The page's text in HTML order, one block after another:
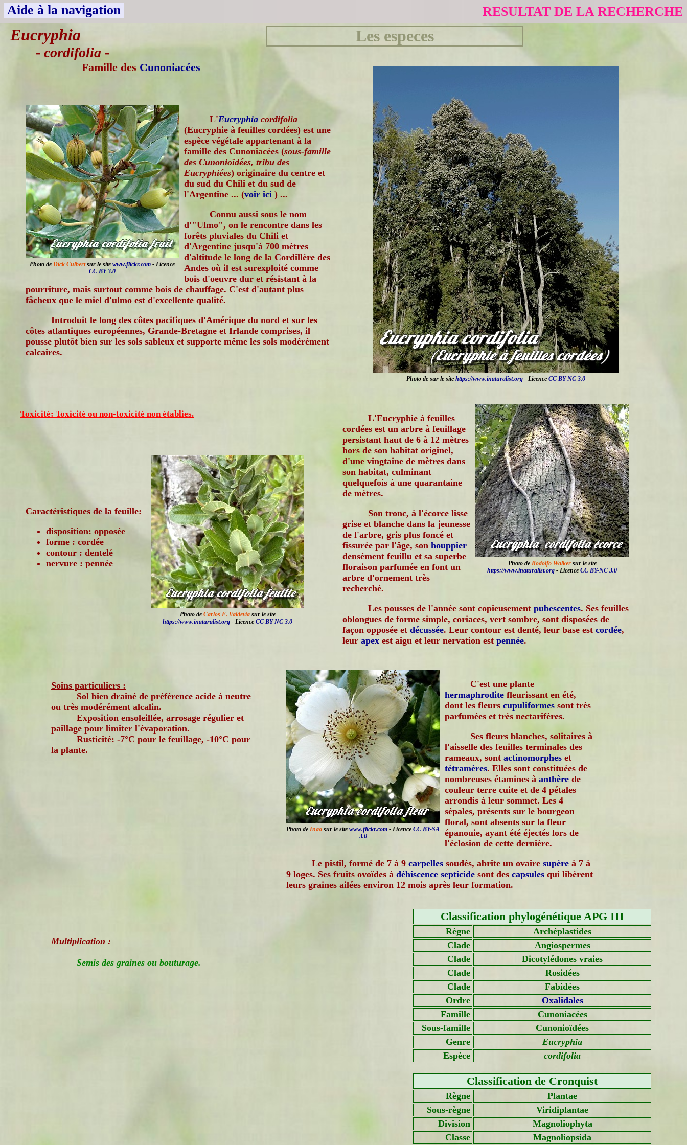
Aide à la navigation RESULTAT DE LA RECHERCHE
Eucryphia
- cordifolia-
Famille des Cunoniacées
Les especes
Photo de sur le site https://www.inaturalist.org - Licence CC BY-NC 3.0
Photo de Dick Culbertsur le site www.flickr.com - Licence
CC BY 3.0
L'Eucryphia cordifolia
(Eucryphie à feuilles cordées) est une
espèce végétale appartenant à la
famille des Cunoniacées (sous-famille
des Cunonioïdées, tribu des
Eucryphiées) originaire du centre et
du sud du Chili et du sud de
l'Argentine ... (voir ici ) ...
Connu aussi sous le nom
d'"Ulmo", on le rencontre dans les
forêts pluviales du Chili et
d'Argentine jusqu'à 700 mètres
d'altitude le long de la Cordillère des
Andes où il est surexploité comme
bois d'oeuvre dur et résistant à la
pourriture, mais surtout comme bois de chauffage. C'est d'autant plus
fâcheux que le miel d'ulmo est d'excellente qualité.
Introduit le long des côtes pacifiques d'Amérique du nord et sur les
côtes atlantiques européennes, Grande-Bretagne et Irlande comprises, il
pousse plutôt bien sur les sols sableux et supporte même les sols modérément
calcaires.
Toxicité: Toxicité ou non-toxicité non établies.
Photo de Rodolfo Walkersur le site
https://www.inaturalist.org - Licence CC BY-NC 3.0
L'Eucryphie à feuilles
cordées est un arbre à feuillage
persistant haut de 6 à 12 mètres
hors de son habitat originel,
d'une vingtaine de mètres dans
son habitat, culminant
quelquefois à une quarantaine
de mètres.
Son tronc, à l'écorce lisse
grise et blanche dans la jeunesse
de l'arbre, gris plus foncé et
fissurée par l'âge, son houppier
densément feuillu et sa superbe
floraison parfumée en font un
arbre d'ornement très
recherché.
Les pousses de l'année sont copieusement pubescentes. Ses feuilles
oblongues de forme simple, coriaces, vert sombre, sont disposées de
façon opposée et décussée. Leur contour est denté, leur base est cordée,
leur apex est aigu et leur nervation est pennée.
Photo de Carlos E. Valdeviasur le site
https://www.inaturalist.org - Licence CC BY-NC 3.0
Caractéristiques de la feuille:
disposition: opposée
forme : cordée
contour : dentelé
nervure : pennée
Soins particuliers :
Sol bien drainé de préférence acide à neutre
ou très modérément alcalin.
Exposition ensoleillée, arrosage régulier et
paillage pour limiter l'évaporation.
Rusticité: -7°C pour le feuillage, -10°C pour
la plante.
Photo de Inao sur le site www.flickr.com - Licence CC BY-SA
3.0
C'est une plante
hermaphrodite fleurissant en été,
dont les fleurs cupuliformes sont très
parfumées et très nectarifères.
Ses fleurs blanches, solitaires à
l'aisselle des feuilles terminales des
rameaux, sont actinomorphes et
tétramères. Elles sont constituées de
nombreuses étamines à anthère de
couleur terre cuite et de 4 pétales
arrondis à leur sommet. Les 4
sépales, présents sur le bourgeon
floral, sont absents sur la fleur
épanouie, ayant été éjectés lors de
l'éclosion de cette dernière.
Le pistil, formé de 7 à 9 carpelles soudés, abrite un ovaire supère à 7 à
9 loges. Ses fruits ovoïdes à déhiscence septicide sont des capsules qui libèrent
leurs graines ailées environ 12 mois après leur formation.
Multiplication :
Semis des graines ou bouturage.
Classification phylogénétique APG III
Règne
Archéplastides
Clade
Angiospermes
Clade
Dicotylédones vraies
Clade
Rosidées
Clade
Fabidées
Ordre
Oxalidales
Famille
Cunoniacées
Sous-famille
Cunonioïdées
Genre
Eucryphia
Espèce
cordifolia
Classification de Cronquist
Règne
Plantae
Sous-règne
Viridiplantae
Division
Magnoliophyta
Classe
Magnoliopsida